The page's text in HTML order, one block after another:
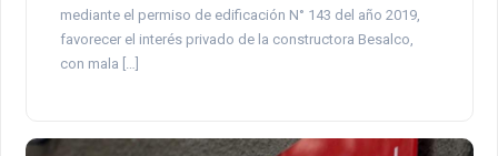
mediante el permiso de edificación N° 143 del año 2019,
favorecer el interés privado de la constructora Besalco,
con mala […]